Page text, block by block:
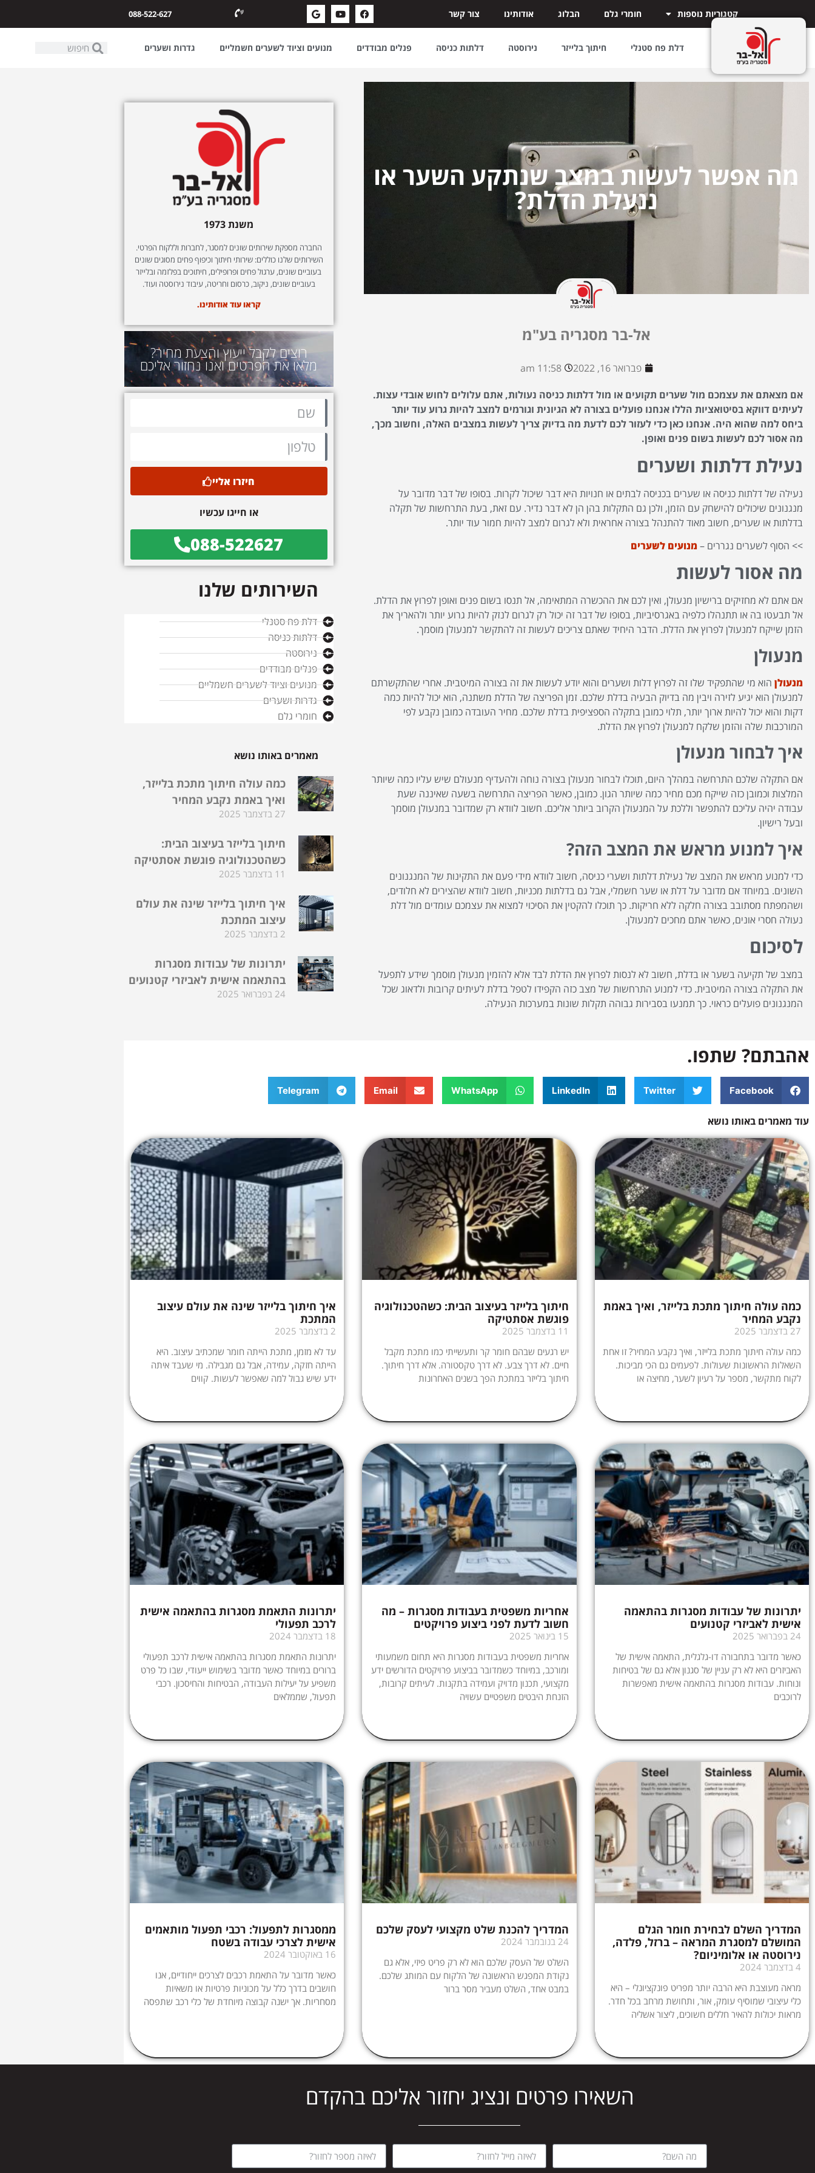
קטגוריות נוספות חומרי גלם הבלוג אודותינו צור קשר 088-522-627
דלת פח סטנלי חיתוך בלייזר נירוסטה דלתות כניסה פנלים מבודדים מנועים וציוד לשערים חשמליים גדרות ושערים
מה אפשר לעשות במצב שנתקע השער או
ננעלת הדלת?
אל-בר מסגריה בע"מ
פברואר 16, 2022
11:58 am
אם מצאתם את עצמכם מול שערים תקועים או מול דלתות כניסה נעולות, אתם עלולים לחוש אובדי עצות.
לעיתים דווקא בסיטואציות הללו אנחנו פועלים בצורה לא הגיונית וגורמים למצב להיות גרוע עוד יותר
ביחס למה שהוא היה. אנחנו כאן כדי לעזור לכם לדעת מה בדיוק צריך לעשות במצבים האלה, וחשוב מכך,
מה אסור לכם לעשות בשום פנים ואופן.
נעילת דלתות ושערים
נעילה של דלתות כניסה או שערים בכניסה לבתים או חנויות היא דבר שיכול לקרות. בסופו של דבר מדובר על
מנגנונים שיכולים להישחק עם הזמן, ולכן גם התקלות בהן הן לא דבר נדיר. עם זאת, בעת התרחשות של תקלה
בדלתות או שערים, חשוב מאוד להתנהל בצורה אחראית ולא לגרום למצב להיות חמור עוד יותר.
>> הסוף לשערים נגררים –מנועים לשערים
מה אסור לעשות
אם אתם לא מחזיקים ברישיון מנעולן, ואין לכם את ההכשרה המתאימה, אל תנסו בשום פנים ואופן לפרוץ את הדלת.
אל תבעטו בה או תתנהלו כלפיה באגרסיביות, בסופו של דבר זה יכול רק לגרום לנזק להיות גרוע יותר ולהאריך את
הזמן שייקח למנעולן לפרוץ את הדלת. הדבר היחיד שאתם צריכים לעשות זה להתקשר למנעולן מוסמך.
מנעולן
מנעולן הוא מי שהתפקיד שלו זה לפרוץ דלות ושערים והוא יודע לעשות את זה בצורה המיטבית. אחרי שהתקשרתם
למנעולן הוא יגיע לזירה ויבין מה בדיוק הבעיה בדלת שלכם. זמן הפריצה של הדלת משתנה, הוא יכול להיות כמה
דקות והוא יכול להיות ארוך יותר, תלוי כמובן בתקלה הספציפית בדלת שלכם. מחיר העובדה כמובן נקבע לפי
המורכבות שלה והזמן שלקח למנעולן לפרוץ את הדלת.
איך לבחור מנעולן
אם התקלה שלכם התרחשה במהלך היום, תוכלו לבחור מנעולן בצורה נוחה ולהעדיף מנעולם שיש עליו כמה שיותר
המלצות וכמובן כזה שייקח מכם מחיר כמה שיותר הגון. כמובן, כאשר הפריצה התרחשה בשעה שאיננה שעת
עבודה יהיה עליכם להתפשר וללכת על המנעולן הקרוב ביותר אליכם. חשוב לוודא רק שמדובר במנעולן מוסמך
ובעל רישיון.
איך למנוע מראש את המצב הזה?
כדי למנוע מראש את המצב של נעילת דלתות ושערי כניסה, חשוב לוודא מידי פעם את התקינות של המנגנונים
השונים. במיוחד אם מדובר על דלת או שער חשמלי, אבל גם בדלתות מכניות, חשוב לוודא שהצירים לא חלודים,
ושהמפתח מסתובב בצורה חלקה ללא חריקות. כך תוכלו להקטין את הסיכוי למצוא את עצמכם עומדים מול דלת
נעולה חסרי אונים, כאשר אתם מחכים למנעולן.
לסיכום
במצב של תקיעה בשער או בדלת, חשוב לא לנסות לפרוץ את הדלת לבד אלא להזמין מנעולן מוסמך שידע לתפעל
את התקלה בצורה המיטבית. כדי למנוע התרחשות של מצב כזה הקפידו לטפל בדלת לעיתים קרובות ולדאוג שכל
המנגנונים פועלים כראוי. כך תמנעו בסבירות גבוהה תקלות שונות במערכות הנעילה.
משנת 1973
החברה מספקת שירותים שונים למסגר, לחברות וללקוח הפרטי.
השירותים שלנו כוללים: שירותי חיתוך וכיפוף פחים מסוגים שונים
בעוביים שונים, ערגול פחים ופרופילים, חיתוכים בפלזמה ובלייזר
בעוביים שונים, ניקוב, כרסום וחריטה, עיבוד נירוסטה ועוד.
קראו עוד אודותינו.
רוצים לקבל ייעוץ והצעת מחיר?
מלאו את הפרטים ואנו נחזור אליכם
חיזרו אליי
או חייגו עכשיו
088-522627
השירותים שלנו
דלת פח סטנלי
דלתות כניסה
נירוסטה
פנלים מבודדים
מנועים וציוד לשערים חשמליים
גדרות ושערים
חומרי גלם
מאמרים באותו נושא
כמה עולה חיתוך מתכת בלייזר,
ואיך באמת נקבע המחיר
27 בדצמבר 2025
חיתוך בלייזר בעיצוב הבית:
כשהטכנולוגיה פוגשת אסתטיקה
11 בדצמבר 2025
איך חיתוך בלייזר שינה את עולם
עיצוב המתכת
2 בדצמבר 2025
יתרונות של עבודות מסגרות
בהתאמה אישית לאביזרי קטנועים
24 בפברואר 2025
אהבתם? שתפו.
Facebook
Twitter
LinkedIn
WhatsApp
Email
Telegram
עוד מאמרים באותו נושא
כמה עולה חיתוך מתכת בלייזר, ואיך באמת
נקבע המחיר
27 בדצמבר 2025
כמה עולה חיתוך מתכת בלייזר, ואיך נקבע המחיר? זו אחת
השאלות הראשונות שעולות. לפעמים גם הכי מביכות.
לקוח מתקשר, מספר על רעיון לשער, מחיצה או
חיתוך בלייזר בעיצוב הבית: כשהטכנולוגיה
פוגשת אסתטיקה
11 בדצמבר 2025
יש רגעים שבהם חומר קר ותעשייתי כמו מתכת מקבל
חיים. לא דרך צבע. לא דרך טקסטורה. אלא דרך חיתוך.
חיתוך בלייזר במתכת הפך בשנים האחרונות
איך חיתוך בלייזר שינה את עולם עיצוב
המתכת
2 בדצמבר 2025
עד לא מזמן, מתכת הייתה חומר שמכתיב עיצוב. היא
הייתה חזקה, עמידה, אבל גם מגבילה. מי שעבד איתה
ידע שיש גבול למה שאפשר לעשות. קווים
יתרונות של עבודות מסגרות בהתאמה
אישית לאביזרי קטנועים
24 בפברואר 2025
כאשר מדובר בתחבורה דו-גלגלית, התאמה אישית של
האביזרים היא לא רק עניין של סגנון אלא גם של בטיחות
ונוחות. עבודות מסגרות בהתאמה אישית מאפשרות
לרוכבים
אחריות משפטית בעבודות מסגרות – מה
חשוב לדעת לפני ביצוע פרויקטים
15 בינואר 2025
אחריות משפטית בעבודות מסגרות היא תחום משמעותי
ומורכב, במיוחד כשמדובר בביצוע פרויקטים הדורשים ידע
מקצועי, תכנון מדויק ועמידה בתקנות. לעיתים קרובות,
הזנחת היבטים משפטיים עשויה
יתרונות התאמת מסגרות בהתאמה אישית
לרכב תפעולי
18 בדצמבר 2024
יתרונות התאמת מסגרות בהתאמה אישית לרכב תפעולי
ברורים במיוחד כאשר מדובר בשימוש ייעודי, שבו כל פרט
משפיע על יעילות העבודה, הבטיחות והחיסכון. רכבי
תפעול, שממלאים
המדריך השלם לבחירת חומר הגלם
המושלם למסגרת המראה – ברזל, פלדה,
נירוסטה או אלומיניום?
4 בדצמבר 2024
מראה מעוצבת היא הרבה יותר מפריט פונקציונלי – היא
כלי עיצובי שמוסיף עומק, אור, ותחושת מרחב בכל חדר.
מראות יכולות להאיר חללים חשוכים, ליצור אשליה
המדריך להכנת שלט מקצועי לעסק שלכם
24 בנובמבר 2024
השלט של העסק שלכם הוא לא רק פריט פיזי, אלא גם
נקודת המפגש הראשונה של הלקוח עם המותג שלכם.
במבט אחד, השלט מעביר מסר ברור
ממסגרות לתפעול: רכבי תפעול מותאמים
אישית לצרכי עבודה בשטח
16 באוקטובר 2024
כאשר מדובר על התאמת רכבים לצרכים ייחודיים, אנו
חושבים בדרך כלל על מכוניות פרטיות או משאיות
מסחריות. אך ישנה קבוצה מיוחדת של כלי רכב שתפסה
השאירו פרטים ונציג יחזור אליכם בהקדם